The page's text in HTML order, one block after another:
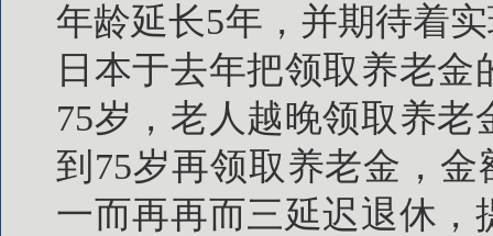
年龄延长5年，并期待着
日本于去年把领取养老
75岁，老人越晚领取养
到75岁再领取养老金，
一而再再而三延迟退休